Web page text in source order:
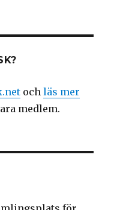
ochläs mer
medlem.